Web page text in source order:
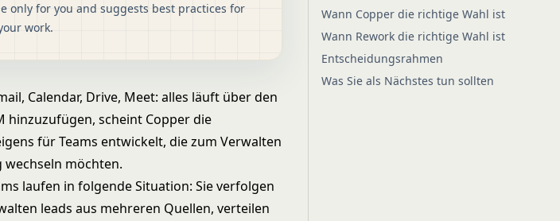
only for you and suggests best practices for
work.
Calendar, Drive, Meet: alles läuft über den
hinzuzufügen, scheint Copper die
für Teams entwickelt, die zum Verwalten
möchten.
laufen in folgende Situation: Sie verfolgen
leads aus mehreren Quellen, verteilen
Wann Copper die richtige Wahl ist
Wann Rework die richtige Wahl ist
Entscheidungsrahmen
Was Sie als Nächstes tun sollten